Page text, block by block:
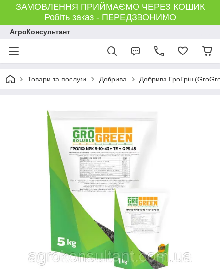
ЗАМОВЛЕННЯ ПРИЙМАЄМО ЧЕРЕЗ КОШИК
Робіть заказ - ПЕРЕДЗВОНИМО
АгроКонсультант
Товари та послуги Добрива Добрива ГроГрін